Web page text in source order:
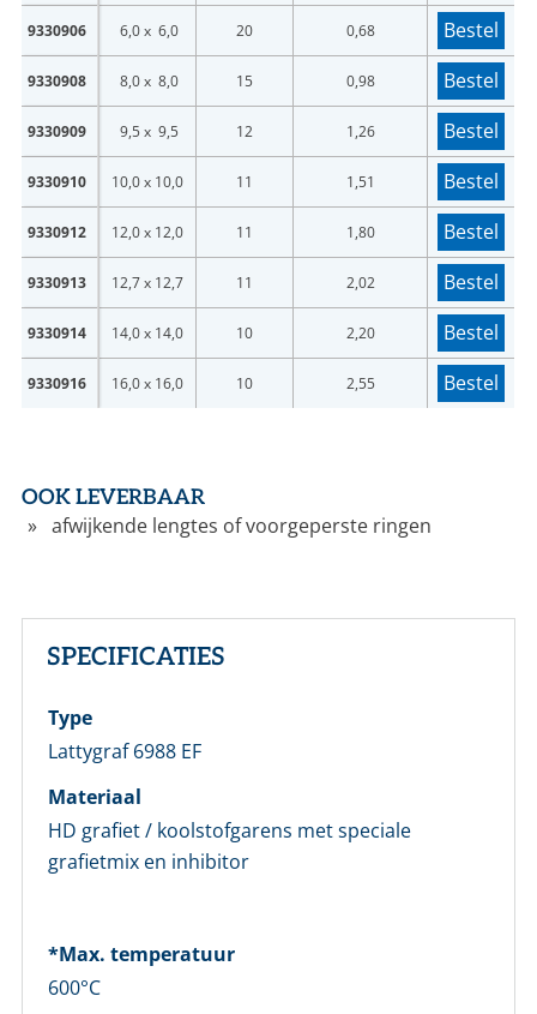
9330906 6,0 x 6,0 20 0,68 Bestel
9330908 8,0 x 8,0 15 0,98 Bestel
9330909 9,5 x 9,5 12 1,26 Bestel
9330910 10,0 x 10,0 11 1,51 Bestel
9330912 12,0 x 12,0 11 1,80 Bestel
9330913 12,7 x 12,7 11 2,02 Bestel
9330914 14,0 x 14,0 10 2,20 Bestel
9330916 16,0 x 16,0 10 2,55 Bestel
OOK LEVERBAAR
afwijkende lengtes of voorgeperste ringen
SPECIFICATIES
Type
Lattygraf 6988 EF
Materiaal
HD grafiet / koolstofgarens met speciale
grafietmix en inhibitor
*Max. temperatuur
600°C
LOGIN
E-mailadres *